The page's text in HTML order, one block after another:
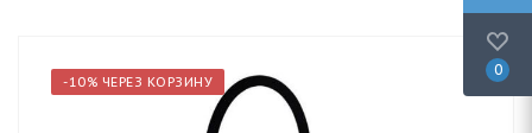
-10% ЧЕРЕЗ КОРЗИНУ
0